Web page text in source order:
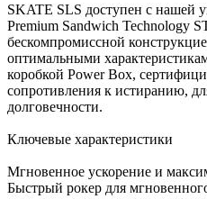
SKATE SLS доступен с нашей
Premium Sandwich Technology
бескомпромиссной
оптимальными
коробкой Power Box,
сопротивления к истиранию,
долговечности.
Ключевые характеристики
Мгновенное ускорение и
Быстрый рокер для